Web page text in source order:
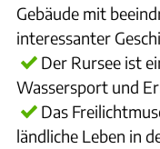
Gebäude mit
interessanter
Der Rursee ist
Wassersport und
Das
ländliche Leben in